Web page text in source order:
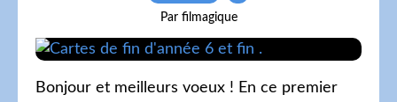
Par filmagique
Bonjour et meilleurs voeux ! En ce premier